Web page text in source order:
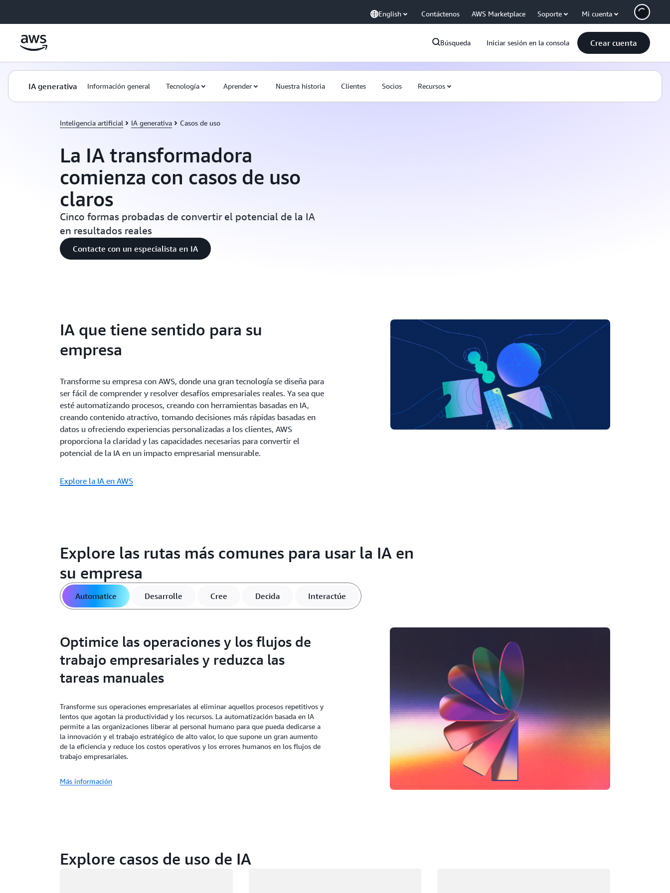
English Contáctenos AWS Marketplace Soporte Mi cuenta
Búsqueda Iniciar sesión en la consola Crear cuenta
IA generativa Información general Tecnología Aprender Nuestra historia Clientes Socios Recursos
Inteligencia artificial IA generativa Casos de uso
La IA transformadora
comienza con casos de uso
claros
Cinco formas probadas de convertir el potencial de la IA
en resultados reales
Contacte con un especialista en IA
IA que tiene sentido para su
empresa
Transforme su empresa con AWS, donde una gran tecnología se diseña para
ser fácil de comprender y resolver desafíos empresariales reales. Ya sea que
esté automatizando procesos, creando con herramientas basadas en IA,
creando contenido atractivo, tomando decisiones más rápidas basadas en
datos u ofreciendo experiencias personalizadas a los clientes, AWS
proporciona la claridad y las capacidades necesarias para convertir el
potencial de la IA en un impacto empresarial mensurable.
Explore la IA en AWS
Explore las rutas más comunes para usar la IA en
su empresa
Automatice Desarrolle Cree Decida Interactúe
Optimice las operaciones y los flujos de
trabajo empresariales y reduzca las
tareas manuales
Transforme sus operaciones empresariales al eliminar aquellos procesos repetitivos y
lentos que agotan la productividad y los recursos. La automatización basada en IA
permite a las organizaciones liberar al personal humano para que pueda dedicarse a
la innovación y el trabajo estratégico de alto valor, lo que supone un gran aumento
de la eficiencia y reduce los costos operativos y los errores humanos en los flujos de
trabajo empresariales.
Más información
Explore casos de uso de IA